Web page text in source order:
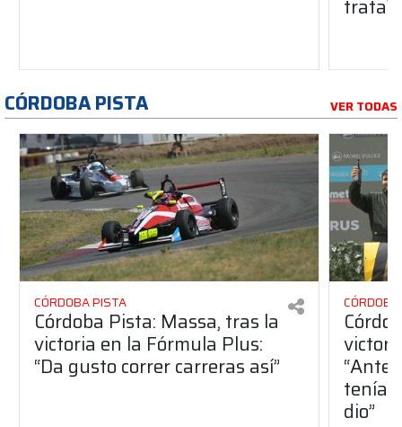
trata?
CÓRDOBA PISTA VER TODAS
CÓRDOBA PISTA
Córdoba Pista: Massa, tras la
victoria en la Fórmula Plus:
“Da gusto correr carreras así”
dio”